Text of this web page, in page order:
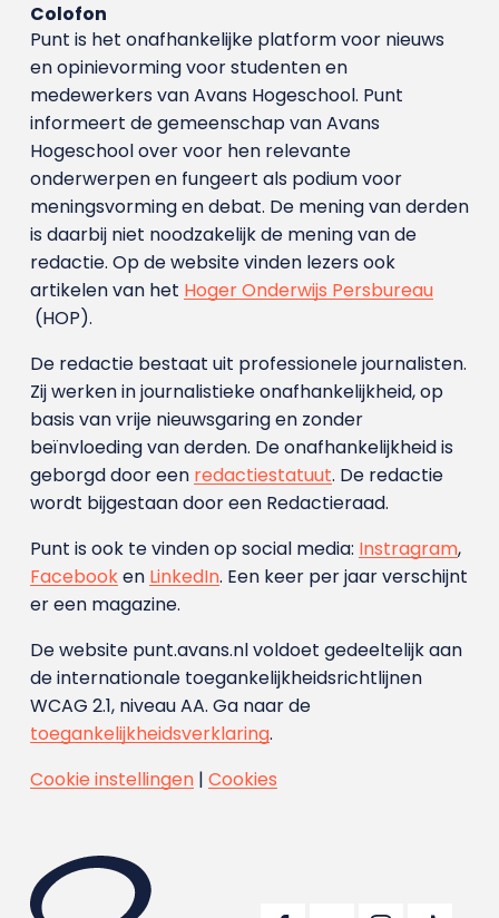
Colofon
Punt is het onafhankelijke platform voor nieuws
en opinievorming voor studenten en
medewerkers van Avans Hoge­school. Punt
informeert de gemeenschap van Avans
Hogeschool over voor hen relevante
onderwerpen en fungeert als podium voor
meningsvorming en debat. De mening van derden
is daarbij niet noodzakelijk de mening van de
redactie. Op de website vinden lezers ook
artikelen van het Hoger Onderwijs Persbureau
(HOP).
De redactie bestaat uit professionele journalisten.
Zij werken in journalistieke onafhankelijkheid, op
basis van vrije nieuwsgaring en zonder
beïnvloeding van derden. De onafhankelijkheid is
geborgd door een redactiestatuut. De redactie
wordt bijgestaan door een Redactieraad.
Punt is ook te vinden op social media: Instragram,
Facebooken LinkedIn. Een keer per jaar verschijnt
er een magazine.
De website punt.avans.nl voldoet gedeeltelijk aan
de internationale toegankelijkheidsrichtlijnen
WCAG 2.1, niveau AA. Ga naar de
toegankelijkheidsverklaring.
Cookie instellingen| Cookies